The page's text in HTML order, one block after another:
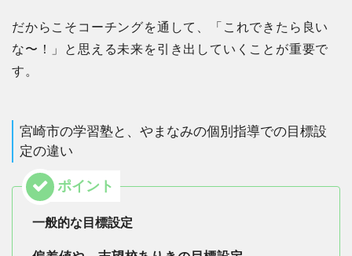
だからこそコーチングを通して、「これできたら良い
な〜！」と思える未来を引き出していくことが重要で
す。
宮崎市の学習塾と、やまなみの個別指導での目標設
定の違い
一般的な目標設定